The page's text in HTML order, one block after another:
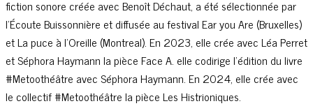
fiction sonore créée avec Benoît Déchaut, a été sélectionnée par
l’Écoute Buissonnière et diffusée au festival Ear you Are (Bruxelles)
et La puce à l’Oreille (Montreal). En 2023, elle crée avec Léa Perret
et Séphora Haymann la pièce Face A. elle codirige l’édition du livre
#Metoothéâtre avec Séphora Haymann. En 2024, elle crée avec
le collectif #Metoothéâtre la pièce Les Histrioniques.